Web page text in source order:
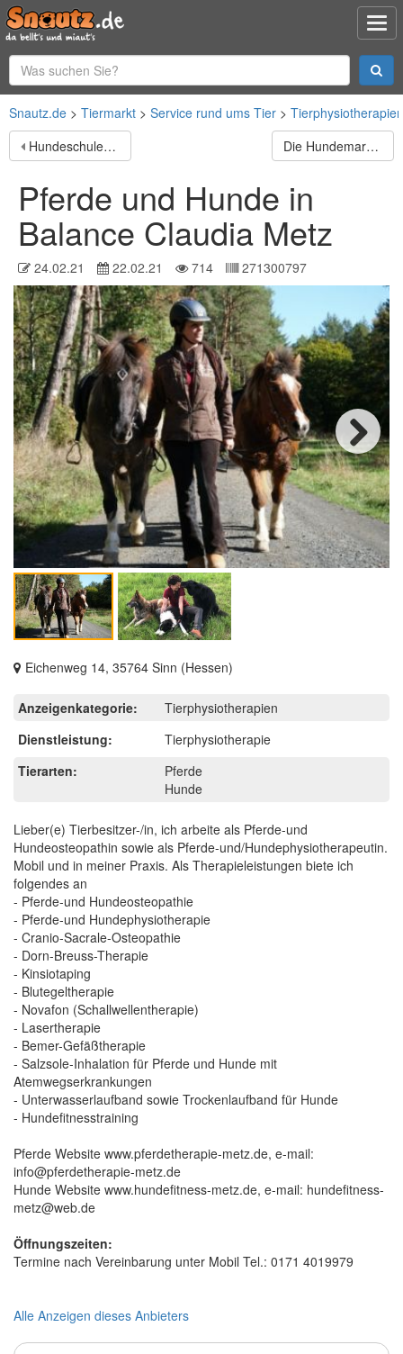
Snautz.de Tiermarkt Service rund ums Tier
Tierphysiotherapien
Hundeschule Melanie Eder "Hund artig"
Die Hundemarke - Hundeschule im Herzogtum
Pferde und Hunde in
Balance Claudia Metz
24.02.21 22.02.21 714 271300797
Next
Eichenweg 14, 35764 Sinn (Hessen)
Anzeigenkategorie:
Tierphysiotherapien
Dienstleistung:
Tierphysiotherapie
Tierarten:
Pferde
Hunde
Lieber(e) Tierbesitzer-/in, ich arbeite als Pferde-und
Hundeosteopathin sowie als Pferde-und/Hundephysiotherapeutin.
Mobil und in meiner Praxis. Als Therapieleistungen biete ich
folgendes an
- Pferde-und Hundeosteopathie
- Pferde-und Hundephysiotherapie
- Cranio-Sacrale-Osteopathie
- Dorn-Breuss-Therapie
- Kinsiotaping
- Blutegeltherapie
- Novafon (Schallwellentherapie)
- Lasertherapie
- Bemer-Gefäßtherapie
- Salzsole-Inhalation für Pferde und Hunde mit
Atemwegserkrankungen
- Unterwasserlaufband sowie Trockenlaufband für Hunde
- Hundefitnesstraining
Pferde Website www.pferdetherapie-metz.de, e-mail:
info@pferdetherapie-metz.de
Hunde Website www.hundefitness-metz.de, e-mail: hundefitness-
metz@web.de
Öffnungszeiten:
Termine nach Vereinbarung unter Mobil Tel.: 0171 4019979
Alle Anzeigen dieses Anbieters